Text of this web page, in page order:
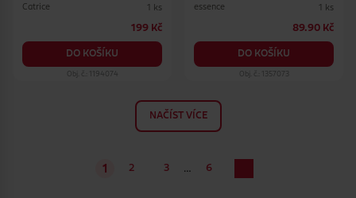
Catrice 1 ks
199 Kč
DO KOŠÍKU
Obj. č.: 1194074
essence 1 ks
89.90 Kč
DO KOŠÍKU
NAČÍST VÍCE
1 2 3 … 6